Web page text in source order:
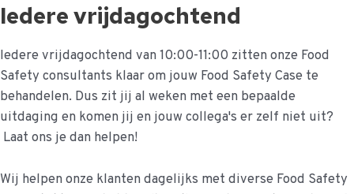
inhoud
Iedere vrijdagochtend
Iedere vrijdagochtend van 10:00-11:00 zitten onze Food
Safety consultants klaar om jouw Food Safety Case te
behandelen. Dus zit jij al weken met een bepaalde
uitdaging en komen jij en jouw collega's er zelf niet uit?
Laat ons je dan helpen!
Wij helpen onze klanten dagelijks met diverse Food Safety